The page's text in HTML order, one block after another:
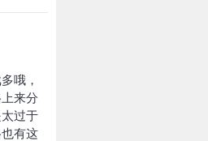
哦，
来分
过于
有这